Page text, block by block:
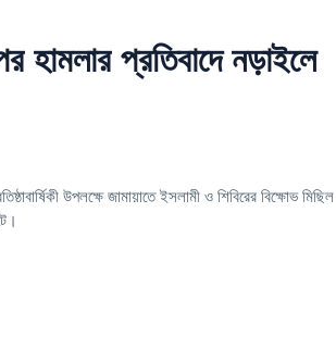
হামলার প্রতিবাদে নড়াইলে
উপলক্ষে জামায়াতে ইসলামী ও শিবিরের বিক্ষোভ মিছিল